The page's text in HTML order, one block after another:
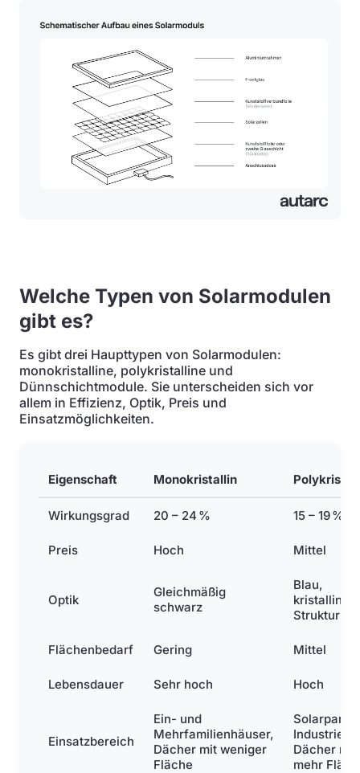
Welche Typen von Solarmodulen
gibt es?
Es gibt drei Haupttypen von Solarmodulen:
monokristalline, polykristalline und
Dünnschichtmodule. Sie unterscheiden sich vor
allem in Effizienz, Optik, Preis und
Einsatzmöglichkeiten.
Eigenschaft Monokristallin
Wirkungsgrad 20 – 24 % 15 – 19 %
Preis Hoch Mittel
Optik
Gleichmäßig
schwarz
Blau,
kristalline
Struktur
Flächenbedarf Gering Mittel
Lebensdauer Sehr hoch Hoch
Einsatzbereich
Ein- und
Mehrfamilienhäuser,
Dächer mit weniger
Fläche
Solarparks,
Industrie,
Dächer mit
mehr